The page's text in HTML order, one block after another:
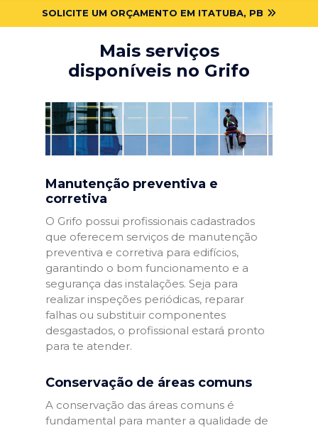
SOLICITE UM ORÇAMENTO EM ITATUBA, PB
Mais serviços
disponíveis no Grifo
Manutenção preventiva e
corretiva
O Grifo possui profissionais cadastrados
que oferecem serviços de manutenção
preventiva e corretiva para edifícios,
garantindo o bom funcionamento e a
segurança das instalações. Seja para
realizar inspeções periódicas, reparar
falhas ou substituir componentes
desgastados, o profissional estará pronto
para te atender.
Conservação de áreas comuns
A conservação das áreas comuns é
fundamental para manter a qualidade de